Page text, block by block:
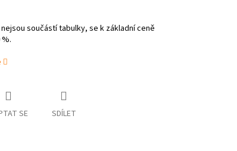
součástí tabulky, se k základní ceně
SE SDÍLET